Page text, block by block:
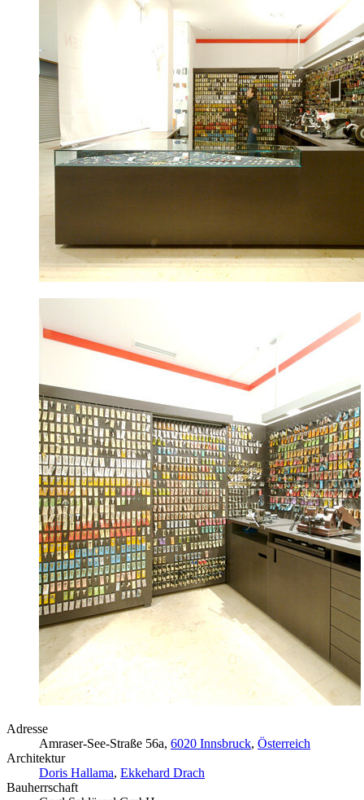
Adresse
Amraser-See-Straße 56a, 6020 Innsbruck, Österreich
Architektur
Doris Hallama, Ekkehard Drach
Bauherrschaft